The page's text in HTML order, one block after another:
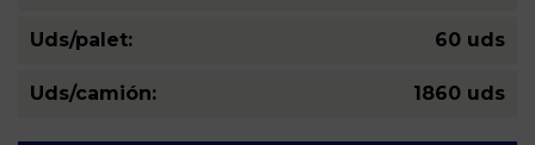
Uds/palet: 60 uds
Uds/camión: 1860 uds